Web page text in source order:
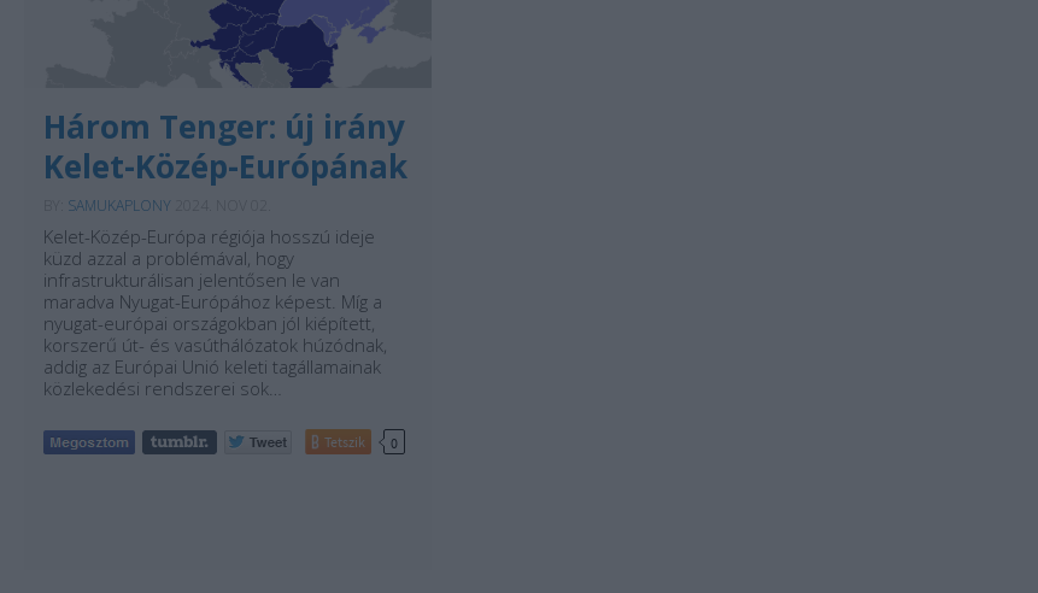
Három Tenger: új irány
Kelet-Közép-Európának
SAMUKAPLONY
Kelet-Közép-Európa régiója hosszú ideje
küzd azzal a problémával, hogy
infrastrukturálisan jelentősen le van
maradva Nyugat-Európához képest. Míg a
nyugat-európai országokban jól kiépített,
korszerű út- és vasúthálózatok húzódnak,
addig az Európai Unió keleti tagállamainak
közlekedési rendszerei sok…
Tetszik 0